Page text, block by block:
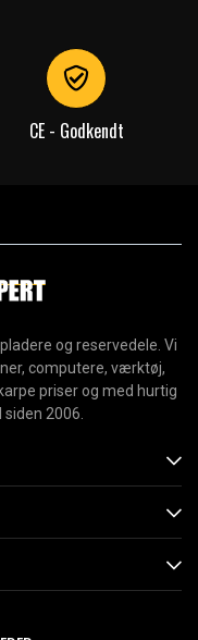
CE - Godkendt
og reservedele. Vi
computere, værktøj,
priser og med hurtig
siden 2006.